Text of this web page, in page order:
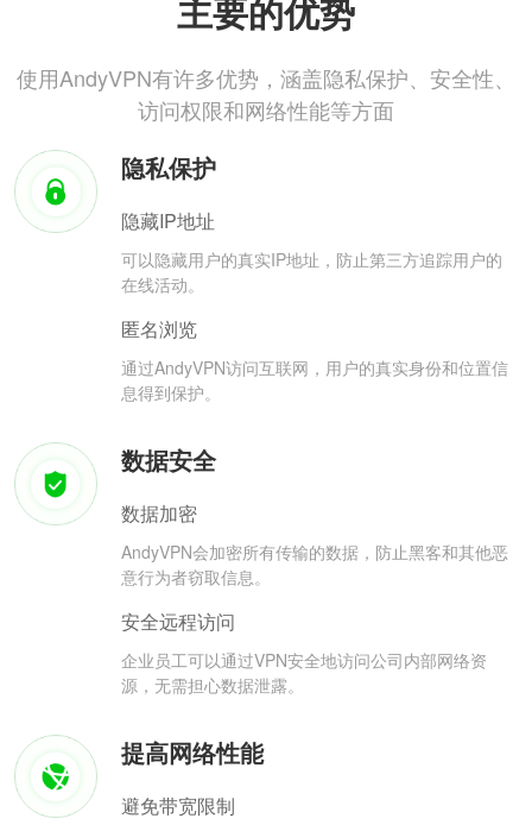
主要的优势
使用AndyVPN有许多优势，涵盖隐私保护、安全性、
访问权限和网络性能等方面
隐私保护
隐藏IP地址
可以隐藏用户的真实IP地址，防止第三方追踪用户的
在线活动。
匿名浏览
通过AndyVPN访问互联网，用户的真实身份和位置信
息得到保护。
数据安全
数据加密
AndyVPN会加密所有传输的数据，防止黑客和其他恶
意行为者窃取信息。
安全远程访问
企业员工可以通过VPN安全地访问公司内部网络资
源，无需担心数据泄露。
提高网络性能
避免带宽限制